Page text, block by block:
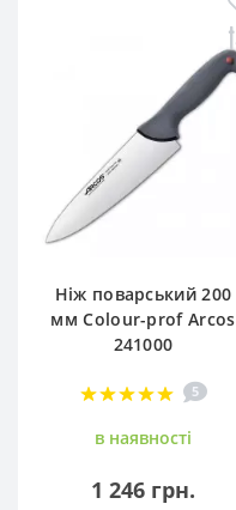
Ніж поварський 200
мм Сolour-prof Arcos
241000
5
в наявностi
1 246 грн.